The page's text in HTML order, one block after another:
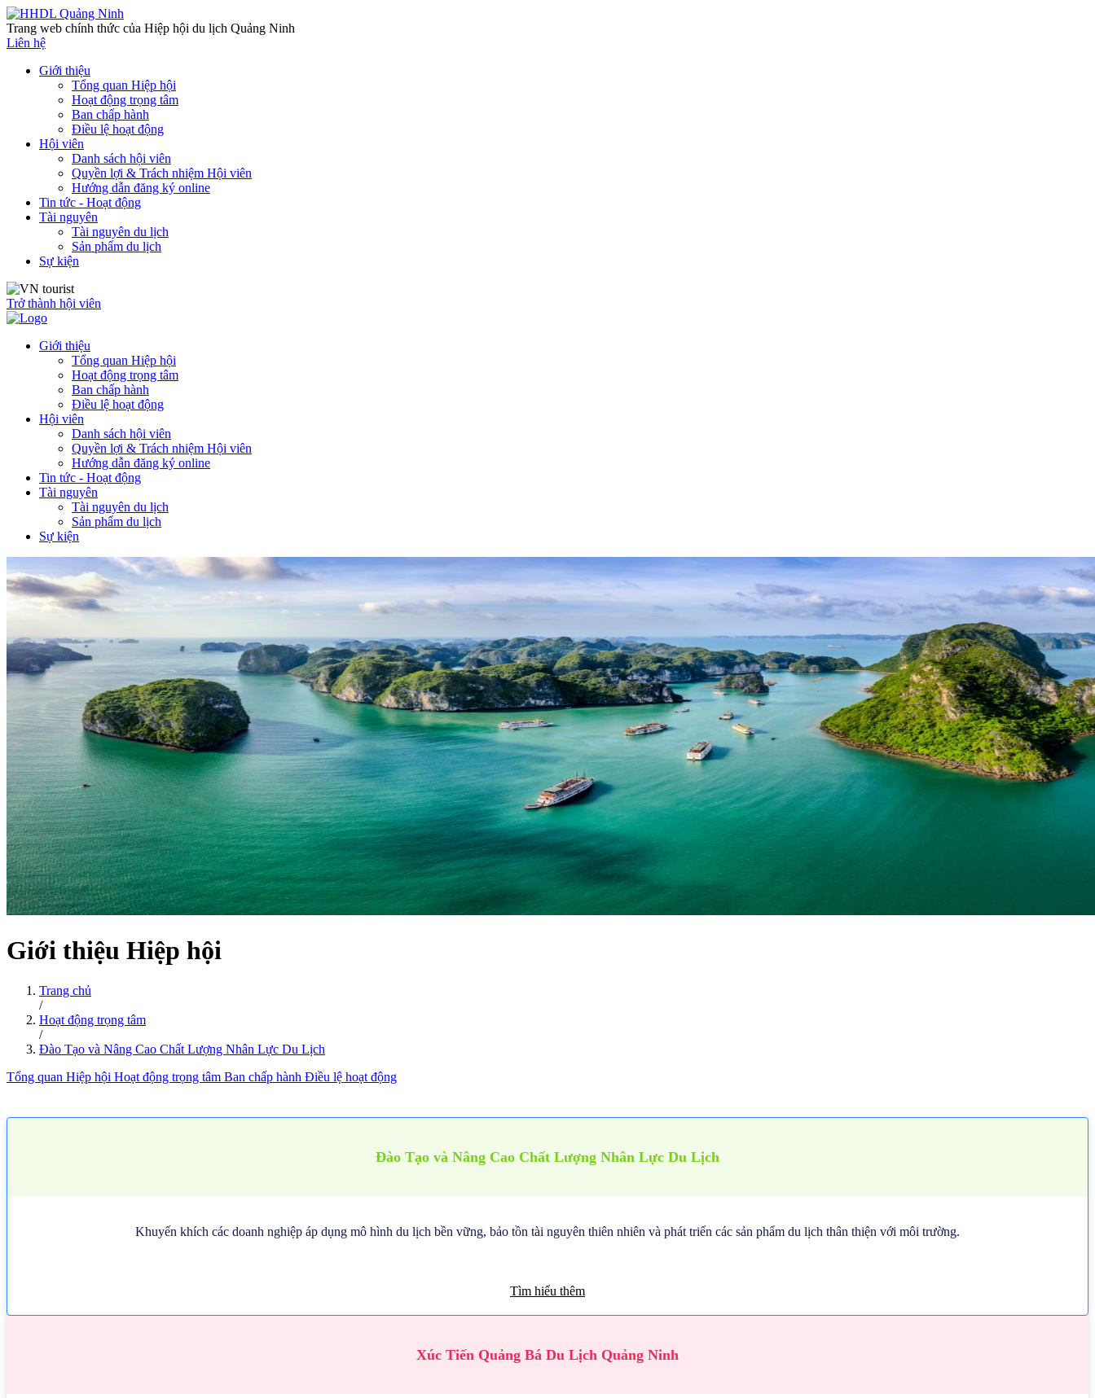
Trang web chính thức của Hiệp hội du lịch Quảng Ninh
Liên hệ
Giới thiệu
Tổng quan Hiệp hội
Hoạt động trọng tâm
Ban chấp hành
Điều lệ hoạt động
Hội viên
Danh sách hội viên
Quyền lợi & Trách nhiệm Hội viên
Hướng dẫn đăng ký online
Tin tức - Hoạt động
Tài nguyên
Tài nguyên du lịch
Sản phẩm du lịch
Sự kiện
Trở thành hội viên
Giới thiệu
Tổng quan Hiệp hội
Hoạt động trọng tâm
Ban chấp hành
Điều lệ hoạt động
Hội viên
Danh sách hội viên
Quyền lợi & Trách nhiệm Hội viên
Hướng dẫn đăng ký online
Tin tức - Hoạt động
Tài nguyên
Tài nguyên du lịch
Sản phẩm du lịch
Sự kiện
Giới thiệu Hiệp hội
Trang chủ
/
Hoạt động trọng tâm
/
Đào Tạo và Nâng Cao Chất Lượng Nhân Lực Du Lịch
Tổng quan Hiệp hội Hoạt động trọng tâm Ban chấp hành Điều lệ hoạt động
Đào Tạo và Nâng Cao Chất Lượng Nhân Lực Du Lịch
Khuyến khích các doanh nghiệp áp dụng mô hình du lịch bền vững, bảo tồn tài nguyên thiên nhiên và phát triển các sản phẩm du lịch thân thiện với môi trường.
Tìm hiểu thêm
Xúc Tiến Quảng Bá Du Lịch Quảng Ninh